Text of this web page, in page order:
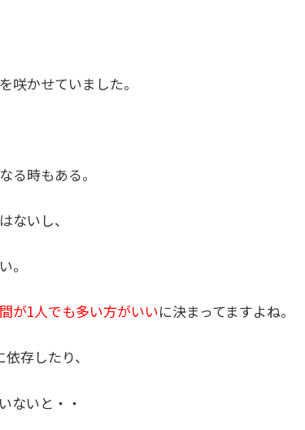
咲かせていました。
る時もある。
ないし、
。
が1人でも多い方がいいに決まってますよね。
存したり、
ないと・・